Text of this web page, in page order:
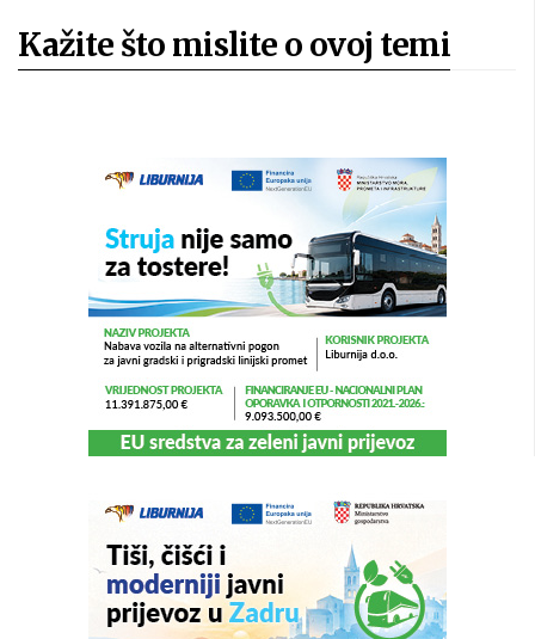
Kažite što mislite o ovoj temi